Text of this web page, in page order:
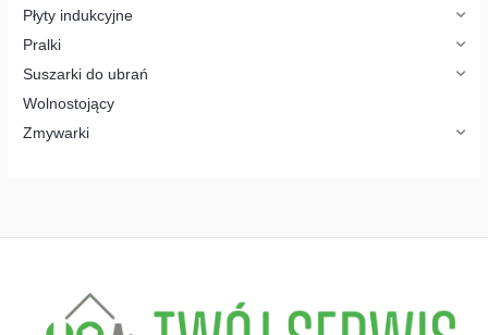
Płyty indukcyjne
Pralki
Suszarki do ubrań
Wolnostojący
Zmywarki